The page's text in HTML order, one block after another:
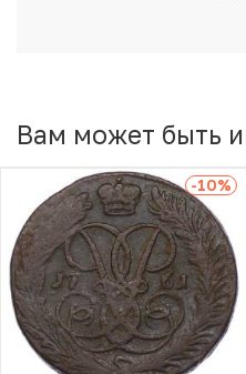
Вам может быть
-10%